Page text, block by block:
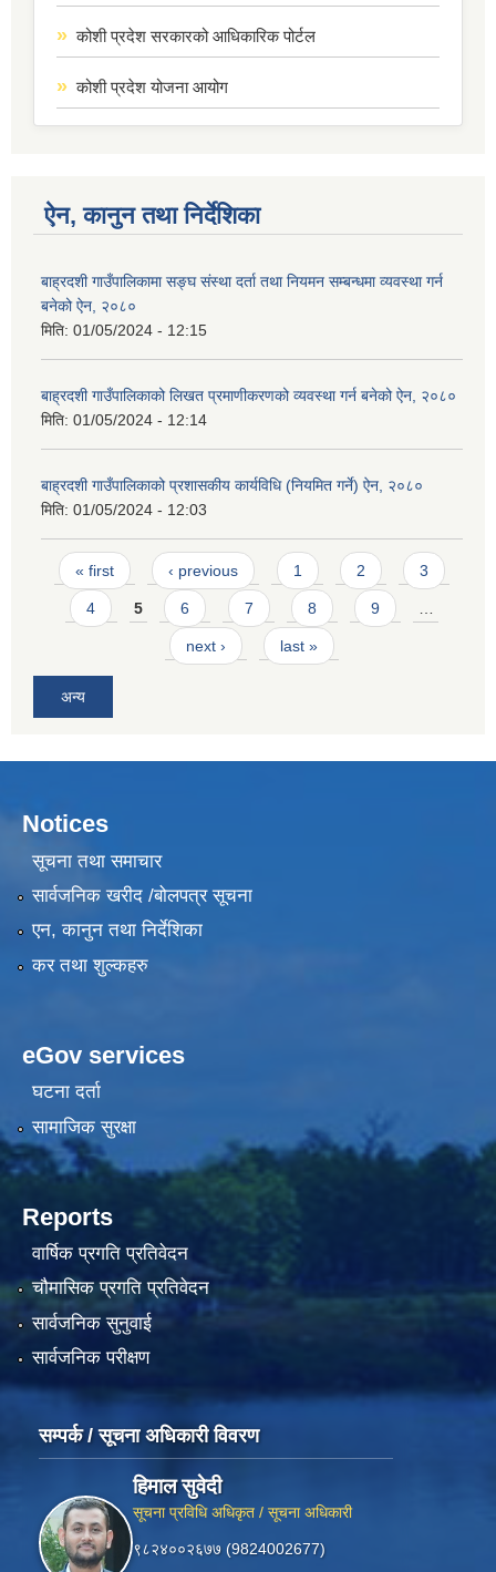
कोशी प्रदेश सरकारको आधिकारिक पोर्टल
कोशी प्रदेश योजना आयोग
ऐन, कानुन तथा निर्देशिका
बाह्रदशी गाउँपालिकामा सङ्घ संस्था दर्ता तथा नियमन सम्बन्धमा व्यवस्था गर्न
बनेको ऐन, २०८०
मिति: 01/05/2024 - 12:15
बाह्रदशी गाउँपालिकाको लिखत प्रमाणीकरणको व्यवस्था गर्न बनेको ऐन, २०८०
मिति: 01/05/2024 - 12:14
बाह्रदशी गाउँपालिकाको प्रशासकीय कार्यविधि (नियमित गर्ने) ऐन, २०८०
मिति: 01/05/2024 - 12:03
Pages
« first ‹ previous 1 2 3
4 5 6 7 8 9
next › last »
अन्य
Notices
सूचना तथा समाचार
सार्वजनिक खरीद /बोलपत्र सूचना
एन, कानुन तथा निर्देशिका
कर तथा शुल्कहरु
eGov services
घटना दर्ता
सामाजिक सुरक्षा
Reports
वार्षिक प्रगति प्रतिवेदन
चौमासिक प्रगति प्रतिवेदन
सार्वजनिक सुनुवाई
सार्वजनिक परीक्षण
सम्पर्क / सूचना अधिकारी विवरण
हिमाल सुवेदी
सूचना प्रविधि अधिकृत / सूचना अधिकारी
९८२४००२६७७ (9824002677)